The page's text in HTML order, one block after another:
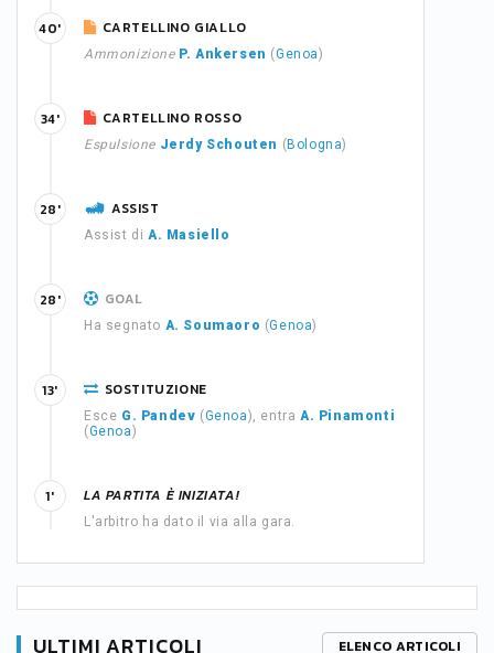
CARTELLINO GIALLO
Ammonizione P. Ankersen (Genoa)
40'
CARTELLINO ROSSO
Espulsione Jerdy Schouten ( Bologna)
34'
ASSIST
Assist di A. Masiello
28'
GOAL
Ha segnato A. Soumaoro (Genoa)
28'
SOSTITUZIONE
Esce G. Pandev (Genoa), entraA. Pinamonti
(Genoa)
13'
LA PARTITA È INIZIATA!
L'arbitro ha dato il via alla gara.
1'
ULTIMI ARTICOLI ELENCO ARTICOLI